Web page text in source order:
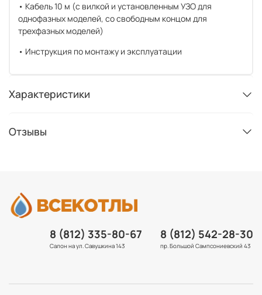
• Кабель 10 м (с вилкой и установленным УЗО для
однофазных моделей, со свободным концом для
трехфазных моделей)
• Инструкция по монтажу и эксплуатации
Характеристики
Отзывы
8 (812) 335-80-67
Салон на ул. Савушкина 143
8 (812) 542-28-30
пр. Большой Сампсониевский 43